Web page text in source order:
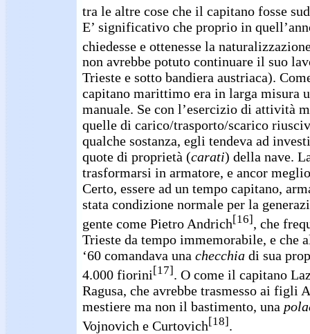
tra le altre cose che il capitano fosse
E’ significativo che proprio in
chiedesse e ottenesse la
non avrebbe potuto continuare il suo
Trieste e sotto bandiera austriaca).
capitano marittimo era in larga misura
manuale. Se con l’esercizio di attività
quelle di carico/trasporto/scarico
qualche sostanza, egli tendeva ad
quote di proprietà (carati) della nave.
trasformarsi in armatore, e ancor
Certo, essere ad un tempo capitano,
stata condizione normale per la
gente come Pietro Andrich[16] , che
Trieste da tempo immemorabile, e che
‘60 comandava una checchia di sua
4.000 fiorini[17]. O come il capitano
Ragusa, che avrebbe trasmesso ai figli
mestiere ma non il bastimento, una
Vojnovich e Curtovich[18]